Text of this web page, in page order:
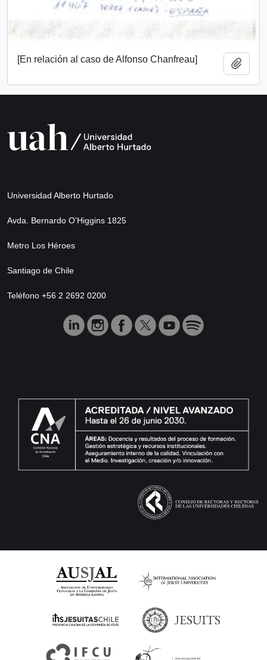
[En relación al caso de Alfonso Chanfreau]
Universidad Alberto Hurtado
Avda. Bernardo O’Higgins 1825
Metro Los Héroes
Santiago de Chile
Teléfono +56 2 2692 0200